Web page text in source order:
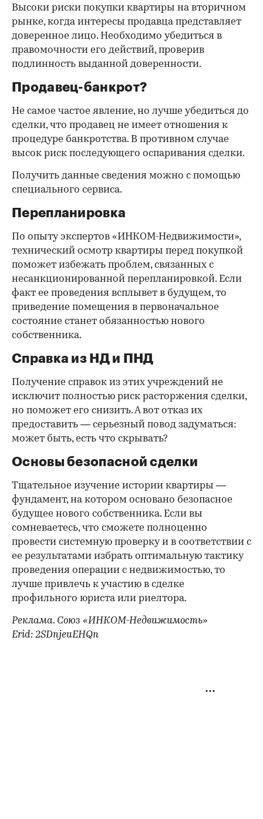
Высоки риски покупки квартиры на вторичном
рынке, когда интересы продавца представляет
доверенное лицо. Необходимо убедиться в
правомочности его действий, проверив
подлинность выданной доверенности.
Продавец-банкрот?
Не самое частое явление, но лучше убедиться до
сделки, что продавец не имеет отношения к
процедуре банкротства. В противном случае
высок риск последующего оспаривания сделки.
Получить данные сведения можно с помощью
специального сервиса.
Перепланировка
По опыту экспертов «ИНКОМ-Недвижимости»,
технический осмотр квартиры перед покупкой
поможет избежать проблем, связанных с
несанкционированной перепланировкой. Если
факт ее проведения всплывет в будущем, то
приведение помещения в первоначальное
состояние станет обязанностью нового
собственника.
Справка из НД и ПНД
Получение справок из этих учреждений не
исключит полностью риск расторжения сделки,
но поможет его снизить. А вот отказ их
предоставить — серьезный повод задуматься:
может быть, есть что скрывать?
Основы безопасной сделки
Тщательное изучение истории квартиры —
фундамент, на котором основано безопасное
будущее нового собственника. Если вы
сомневаетесь, что сможете полноценно
провести системную проверку и в соответствии с
ее результатами избрать оптимальную тактику
проведения операции с недвижимостью, то
лучше привлечь к участию в сделке
профильного юриста или риелтора.
Реклама. Союз «ИНКОМ-Недвижимость»
Erid: 2SDnjeuEHQn